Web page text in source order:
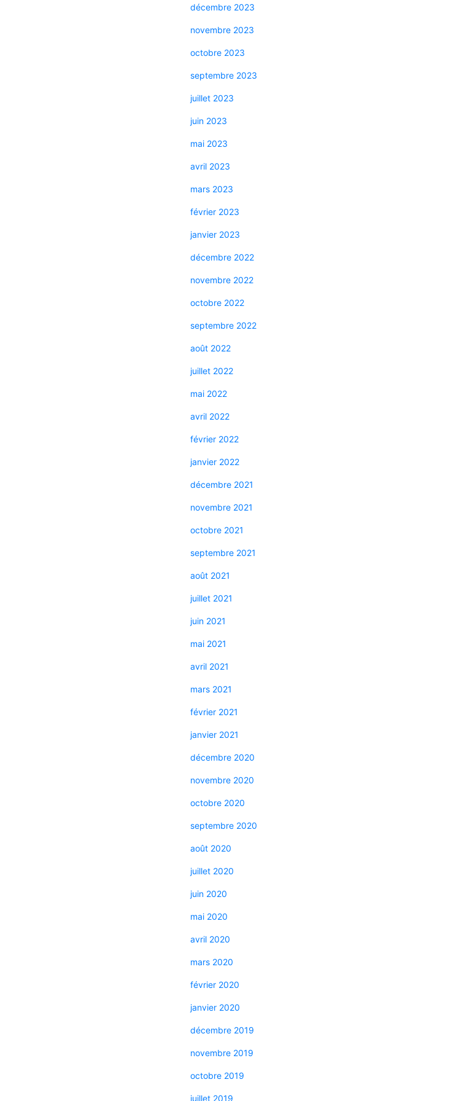
décembre 2023
novembre 2023
octobre 2023
septembre 2023
juillet 2023
juin 2023
mai 2023
avril 2023
mars 2023
février 2023
janvier 2023
décembre 2022
novembre 2022
octobre 2022
septembre 2022
août 2022
juillet 2022
mai 2022
avril 2022
février 2022
janvier 2022
décembre 2021
novembre 2021
octobre 2021
septembre 2021
août 2021
juillet 2021
juin 2021
mai 2021
avril 2021
mars 2021
février 2021
janvier 2021
décembre 2020
novembre 2020
octobre 2020
septembre 2020
août 2020
juillet 2020
juin 2020
mai 2020
avril 2020
mars 2020
février 2020
janvier 2020
décembre 2019
novembre 2019
octobre 2019
juillet 2019